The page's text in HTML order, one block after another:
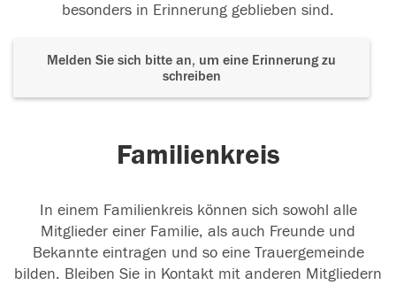
besonders in Erinnerung geblieben sind.
Melden Sie sich bitte an, um eine Erinnerung zu
schreiben
Familienkreis
In einem Familienkreis können sich sowohl alle
Mitglieder einer Familie, als auch Freunde und
Bekannte eintragen und so eine Trauergemeinde
bilden. Bleiben Sie in Kontakt mit anderen Mitgliedern